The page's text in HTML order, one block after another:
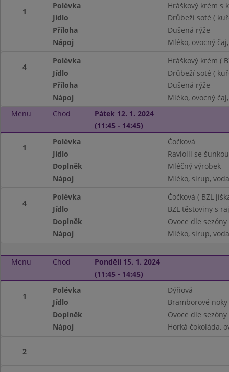
1
Polévka
Hráškový krém s
Jídlo
Drůbeží soté (
Příloha
Dušená rýže
Nápoj
Mléko, ovocný
4
Polévka
Hráškový krém (
Jídlo
Drůbeží soté (
Příloha
Dušená rýže
Nápoj
Mléko, ovocný
Menu
Chod
Pátek 12. 1. 2024
(11:45 - 14:45)
1
Polévka
Čočková
Jídlo
Raviolli se
Doplněk
Mléčný výrobek
Nápoj
Mléko, sirup,
4
Polévka
Čočková ( BZL
Jídlo
BZL těstoviny s
Doplněk
Ovoce dle sezóny
Nápoj
Mléko, sirup,
Menu Chod
Pondělí 15. 1. 2024
(11:45 - 14:45)
1
Polévka
Dýňová
Jídlo
Bramborové
Doplněk
Ovoce dle sezóny
Nápoj
Horká čokoláda,
2